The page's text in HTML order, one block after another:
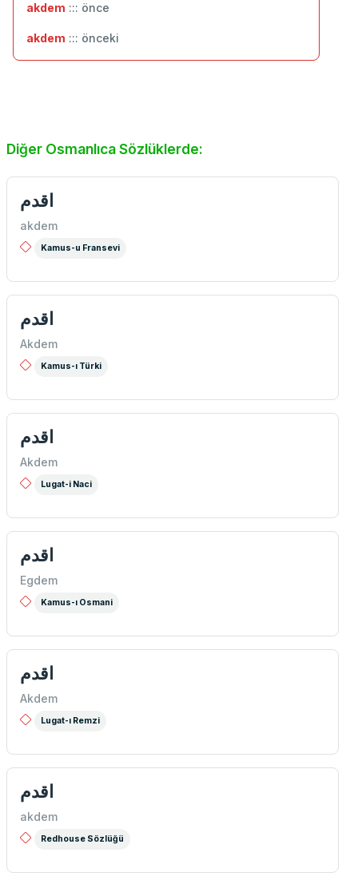
akdem ::: ‬önce
akdem ::: önceki
Diğer Osmanlıca Sözlüklerde:
اقدم
akdem
Kamus-u Fransevi
اقدم
Akdem
Kamus-ı Türki
اقدم
Akdem
Lugat-i Naci
اقدم
Egdem
Kamus-ı Osmani
اقدم
Akdem
Lugat-ı Remzi
اقدم
akdem
Redhouse Sözlüğü